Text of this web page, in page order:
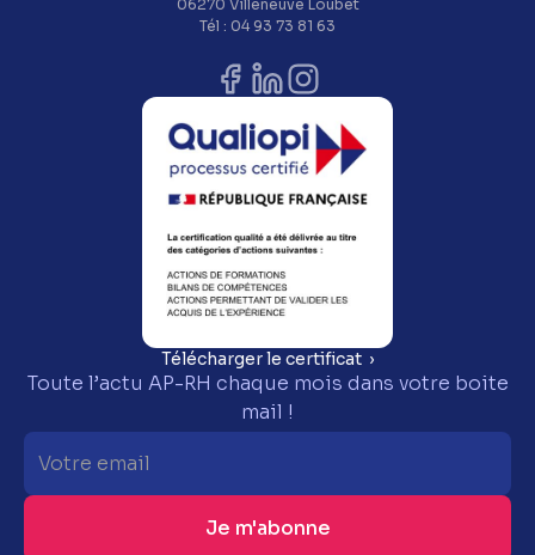
06270 Villeneuve Loubet
Tél : 04 93 73 81 63
Télécharger le certificat ›
Toute l’actu AP-RH chaque mois dans votre boite
mail !